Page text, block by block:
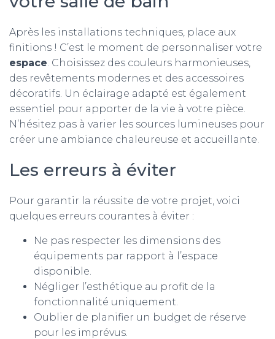
Après les installations techniques, place aux
finitions ! C’est le moment de personnaliser votre
espace. Choisissez des couleurs harmonieuses,
des revêtements modernes et des accessoires
décoratifs. Un éclairage adapté est également
essentiel pour apporter de la vie à votre pièce.
N’hésitez pas à varier les sources lumineuses pour
créer une ambiance chaleureuse et accueillante.
Les erreurs à éviter
Pour garantir la réussite de votre projet, voici
quelques erreurs courantes à éviter :
Ne pas respecter les dimensions des
équipements par rapport à l’espace
disponible.
Négliger l’esthétique au profit de la
fonctionnalité uniquement.
Oublier de planifier un budget de réserve
pour les imprévus.